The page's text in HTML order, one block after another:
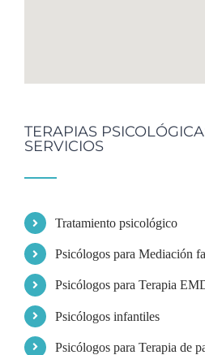
TERAPIAS
SERVICIOS
Tratamiento psicológico
Psicólogos para Mediación
Psicólogos para Terapia
Psicólogos infantiles
Psicólogos para Terapia de